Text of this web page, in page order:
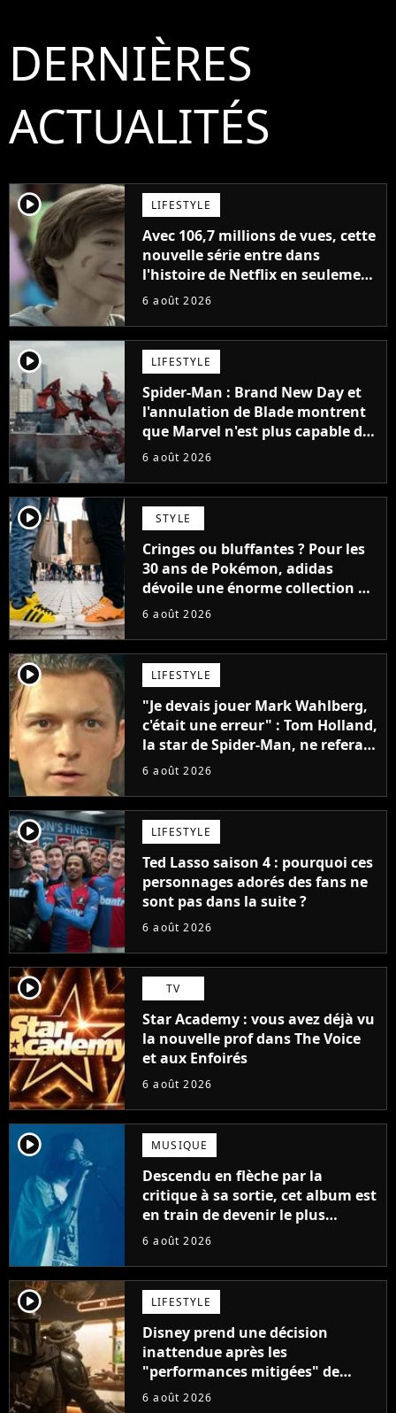
DERNIÈRES
ACTUALITÉS
player2 LIFESTYLE
Avec 106,7 millions de vues, cette
nouvelle série entre dans
l'histoire de Netflix en seulement
48 jours
6 août 2026
player2 LIFESTYLE
Spider-Man : Brand New Day et
l'annulation de Blade montrent
que Marvel n'est plus capable de
faire quoi que ce soit de simple
6 août 2026
player2 STYLE
Cringes ou bluffantes ? Pour les
30 ans de Pokémon, adidas
dévoile une énorme collection de
sneakers et je ne sais pas quoi en
6 août 2026
player2 LIFESTYLE
"Je devais jouer Mark Wahlberg,
c'était une erreur" : Tom Holland,
la star de Spider-Man, ne referait
pas ce blockbuster
6 août 2026
player2 LIFESTYLE
Ted Lasso saison 4 : pourquoi ces
personnages adorés des fans ne
sont pas dans la suite ?
6 août 2026
player2 TV
Star Academy : vous avez déjà vu
la nouvelle prof dans The Voice
et aux Enfoirés
6 août 2026
player2 MUSIQUE
Descendu en flèche par la
critique à sa sortie, cet album est
en train de devenir le plus
populaire de son auteur
6 août 2026
player2 LIFESTYLE
Disney prend une décision
inattendue après les
"performances mitigées" de
Vaiana et The Mandalorian &
6 août 2026